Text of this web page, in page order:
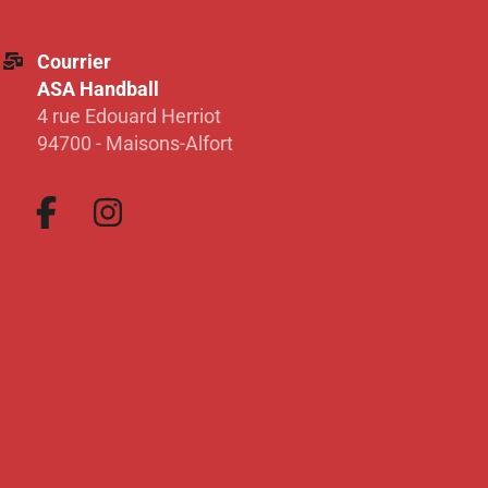
Courrier
ASA Handball
4 rue Edouard Herriot
94700 - Maisons-Alfort